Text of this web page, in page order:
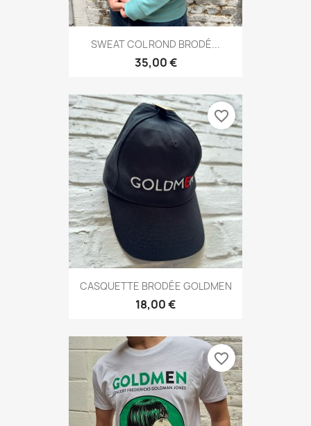
SWEAT COL ROND BRODÉ...
35,00 €
CASQUETTE BRODÉE GOLDMEN
18,00 €
favorite_border
favorite_border